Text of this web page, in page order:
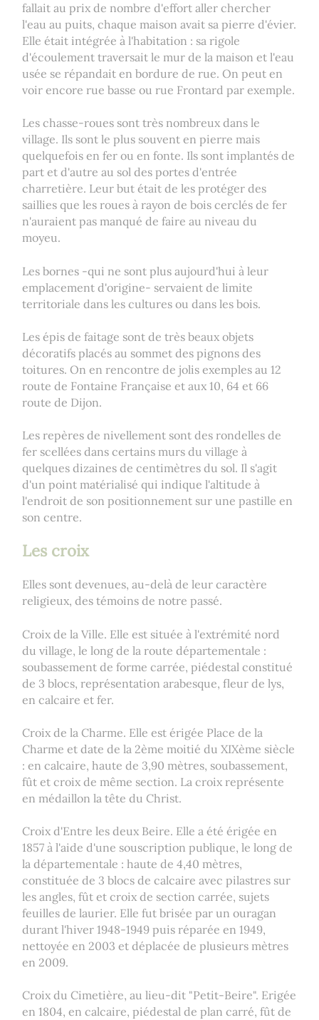
fallait au prix de nombre d'effort aller chercher
l'eau au puits, chaque maison avait sa pierre d'évier.
Elle était intégrée à l'habitation : sa rigole
d'écoulement traversait le mur de la maison et l'eau
usée se répandait en bordure de rue. On peut en
voir encore rue basse ou rue Frontard par exemple.
Les chasse-roues sont très nombreux dans le
village. Ils sont le plus souvent en pierre mais
quelquefois en fer ou en fonte. Ils sont implantés de
part et d'autre au sol des portes d'entrée
charretière. Leur but était de les protéger des
saillies que les roues à rayon de bois cerclés de fer
n'auraient pas manqué de faire au niveau du
moyeu.
Les bornes -qui ne sont plus aujourd'hui à leur
emplacement d'origine- servaient de limite
territoriale dans les cultures ou dans les bois.
Les épis de faitage sont de très beaux objets
décoratifs placés au sommet des pignons des
toitures. On en rencontre de jolis exemples au 12
route de Fontaine Française et aux 10, 64 et 66
route de Dijon.
Les repères de nivellement sont des rondelles de
fer scellées dans certains murs du village à
quelques dizaines de centimètres du sol. Il s'agit
d'un point matérialisé qui indique l'altitude à
l'endroit de son positionnement sur une pastille en
son centre.
Les croix
Elles sont devenues, au-delà de leur caractère
religieux, des témoins de notre passé.
Croix de la Ville. Elle est située à l'extrémité nord
du village, le long de la route départementale :
soubassement de forme carrée, piédestal constitué
de 3 blocs, représentation arabesque, fleur de lys,
en calcaire et fer.
Croix de la Charme. Elle est érigée Place de la
Charme et date de la 2ème moitié du XIXème siècle
: en calcaire, haute de 3,90 mètres, soubassement,
fût et croix de même section. La croix représente
en médaillon la tête du Christ.
Croix d'Entre les deux Beire. Elle a été érigée en
1857 à l'aide d'une souscription publique, le long de
la départementale : haute de 4,40 mètres,
constituée de 3 blocs de calcaire avec pilastres sur
les angles, fût et croix de section carrée, sujets
feuilles de laurier. Elle fut brisée par un ouragan
durant l'hiver 1948-1949 puis réparée en 1949,
nettoyée en 2003 et déplacée de plusieurs mètres
en 2009.
Croix du Cimetière, au lieu-dit "Petit-Beire". Erigée
en 1804, en calcaire, piédestal de plan carré, fût de